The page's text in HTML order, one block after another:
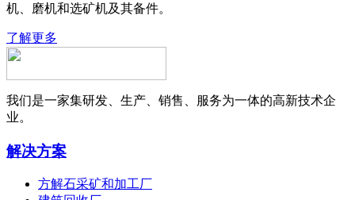
机、磨机和选矿机及其备件。
了解更多
我们是一家集研发、生产、销售、服务为一体的高新技术企
业。
解决方案
方解石采矿和加工厂